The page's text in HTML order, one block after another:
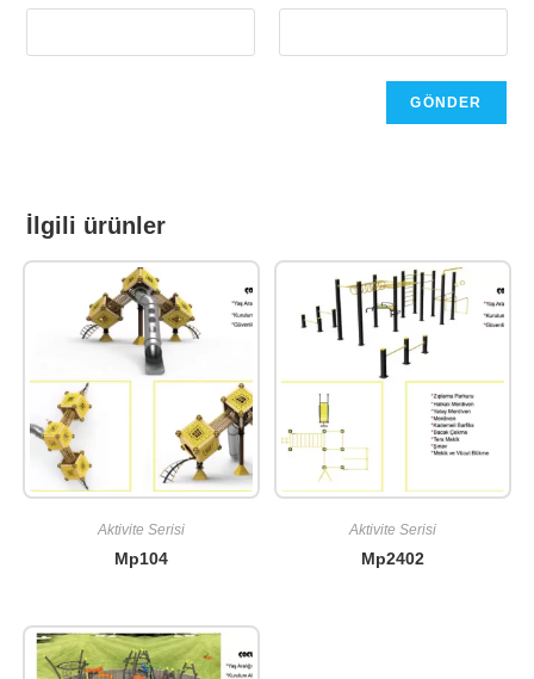
İlgili ürünler
Aktivite Serisi
Mp104
Aktivite Serisi
Mp2402